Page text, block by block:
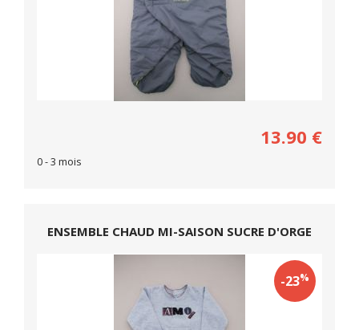
13.90 €
0 - 3 mois
ENSEMBLE CHAUD MI-SAISON SUCRE D'ORGE
-23%